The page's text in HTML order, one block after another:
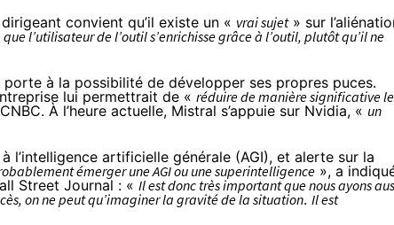
convient qu’il existe un « vrai sujet» sur
l’utilisateur de l’outil s’enrichisse grâce à l’outil, plutôt qu’il ne
porte à la possibilité de développer ses propres puces.
lui permettrait de « réduire de manière significative le
À l’heure actuelle, Mistral s’appuie sur Nvidia, « un
l’intelligence artificielle générale (AGI), et alerte sur la
émerger une AGI ou une superintelligence », a
Street Journal : « Il est donc très important que nous ayons
on ne peut qu’imaginer la gravité de la situation. Il est